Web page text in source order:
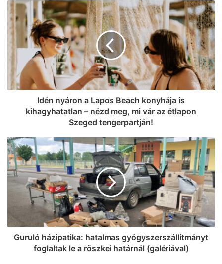
Idén nyáron a Lapos Beach konyhája is
kihagyhatatlan – nézd meg, mi vár az étlapon
Szeged tengerpartján!
Guruló házipatika: hatalmas gyógyszerszállítmányt
foglaltak le a röszkei határnál (galériával)